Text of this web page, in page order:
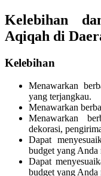
Kelebihan
Aqiqah di
Kelebihan
Menawarkan
yang terjangkau.
Menawarkan
Menawarkan
dekorasi,
Dapat
budget yang
Dapat
budget yang